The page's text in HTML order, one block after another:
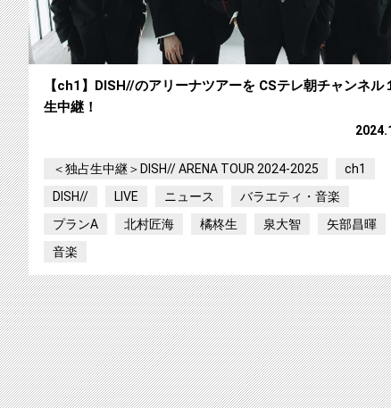
【ch1】DISH//のアリーナツアーを CSテレ朝チャンネル
生中継！
＜独占生中継＞DISH// ARENA TOUR 2024-2025
ch1
DISH//
LIVE ニュース
バラエティ・音楽
プランA
北村匠海 橘柊生 泉大智
矢部昌暉
音楽